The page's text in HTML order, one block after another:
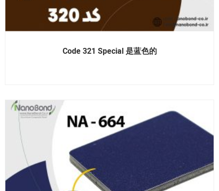
Code 321 Special 是蓝色的